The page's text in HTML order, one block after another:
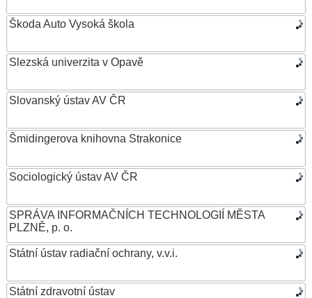
Škoda Auto Vysoká škola
Slezská univerzita v Opavě
Slovanský ústav AV ČR
Šmidingerova knihovna Strakonice
Sociologický ústav AV ČR
SPRÁVA INFORMAČNÍCH TECHNOLOGIÍ MĚSTA
PLZNĚ, p. o.
Státní ústav radiační ochrany, v.v.i.
Státní zdravotní ústav